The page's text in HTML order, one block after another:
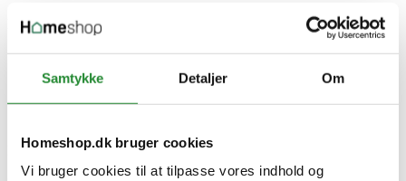
Samtykke Detaljer Om
Homeshop.dk bruger cookies
Vi bruger cookies til at tilpasse vores indhold og
Producent information
Veli Line Aps
Gefionsvej 4, 3400 Hillerød
Danmark
www.veliline.dk
Lev. varenr.
VL 41002